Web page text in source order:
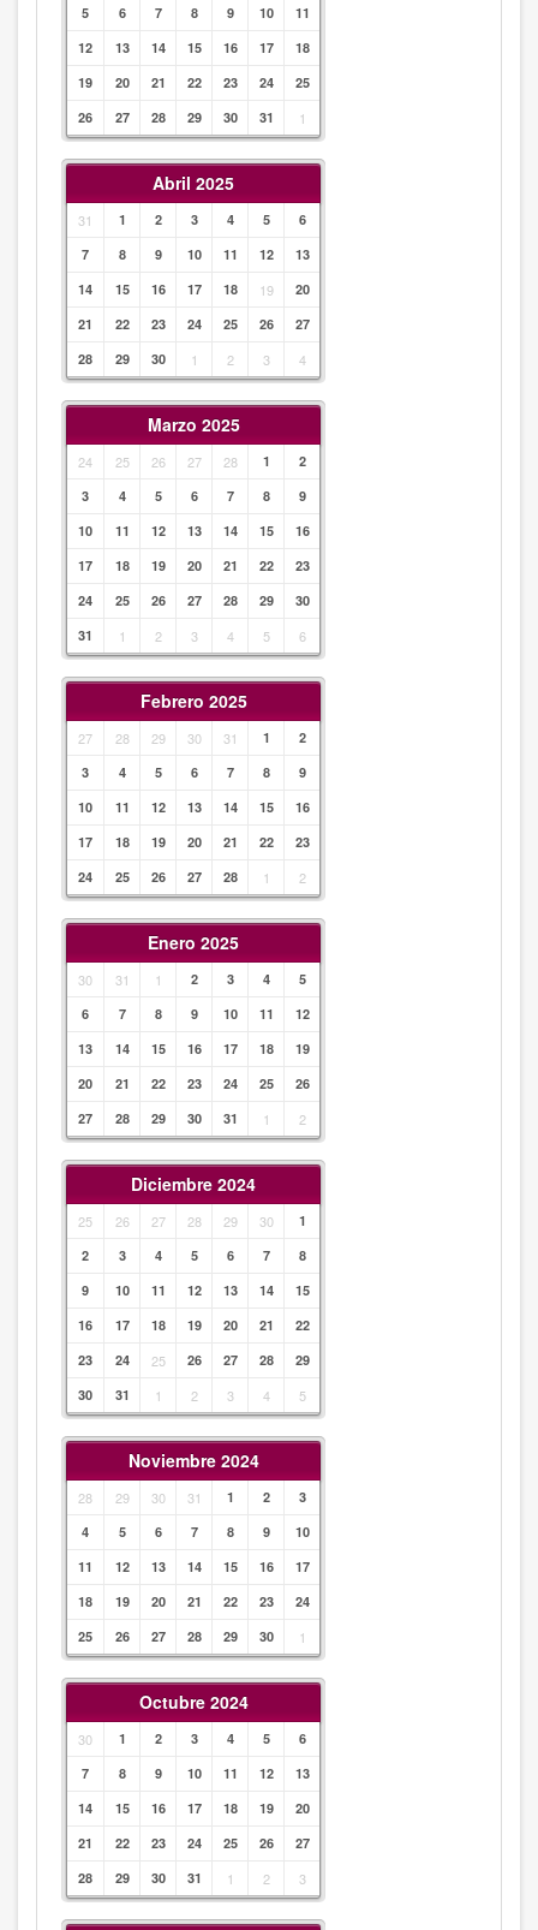
5 6 7 8 9 10
11
12
13 14 15 16 17
18
19
20 21 22 23 24
25
26
27 28 29 30 31 1
Abril 2025
31 1 2 3 4 5
6
7
8 9 10 11 12
13
14
15 16 17 18 19
20
21
22 23 24 25 26
27
28
29 30 1 2 3 4
Marzo 2025
24 25 26 27 28 1
2
3
4 5 6 7 8
9
10
11 12 13 14 15
16
17
18 19 20 21 22
23
24
25 26 27 28 29
30
31
1 2 3 4 5 6
Febrero 2025
27 28 29 30 31 1
2
3
4 5 6 7 8
9
10
11 12 13 14 15
16
17
18 19 20 21 22
23
24
25 26 27 28 1 2
Enero 2025
30 31 1 2 3 4
5
6
7 8 9 10 11
12
13
14 15 16 17 18
19
20
21 22 23 24 25
26
27
28 29 30 31 1 2
Diciembre 2024
25 26 27 28 29 30
1
2
3 4 5 6 7
8
9
10 11 12 13 14
15
16
17 18 19 20 21
22
23
24 25 26 27 28
29
30
31 1 2 3 4 5
Noviembre 2024
28 29 30 31 1 2
3
4
5 6 7 8 9
10
11
12 13 14 15 16
17
18
19 20 21 22 23
24
25
26 27 28 29 30 1
Octubre 2024
30 1 2 3 4 5
6
7
8 9 10 11 12
13
14
15 16 17 18 19
20
21
22 23 24 25 26
27
28
29 30 31 1 2 3